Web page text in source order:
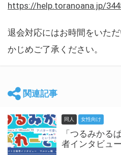
https://help.toranoana.jp/
退会対応にはお時間をいた
かじめご了承ください。
関連記事
同人 女性向け
「つるみかる
者インタビュ